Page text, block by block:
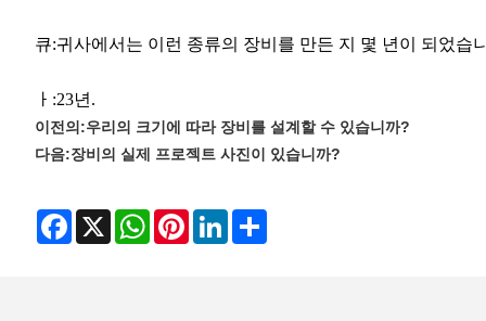
큐:귀사에서는 이런 종류의 장비를 만든 지 몇 년이 되었습
ㅏ:23년.
이전의:우리의 크기에 따라 장비를 설계할 수 있습니까?
다음:장비의 실제 프로젝트 사진이 있습니까?
Facebook
X WhatsAppPinterestLinkedIn